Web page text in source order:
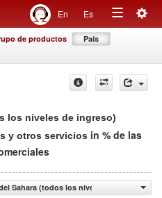
En Es
Toggle
de productos País
los niveles de ingreso)
y otros servicios in % de las
Sahara (todos los niveles de ingreso)